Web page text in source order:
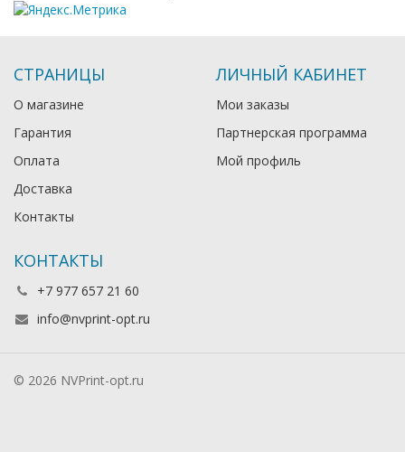
СТРАНИЦЫ
О магазине
Гарантия
Оплата
Доставка
Контакты
ЛИЧНЫЙ КАБИНЕТ
Мои заказы
Партнерская программа
Мой профиль
КОНТАКТЫ
+7 977 657 21 60
info@nvprint-opt.ru
© 2026 NVPrint-opt.ru